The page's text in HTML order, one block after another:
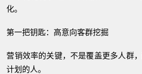
化｡
第一把钥匙：高意向客群挖掘
营销效率的关键，不是覆盖更多人群
计划的人。